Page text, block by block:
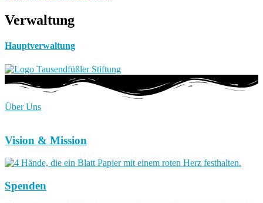
Verwaltung
Hauptverwaltung
Über Uns
Vision & Mission
Spenden